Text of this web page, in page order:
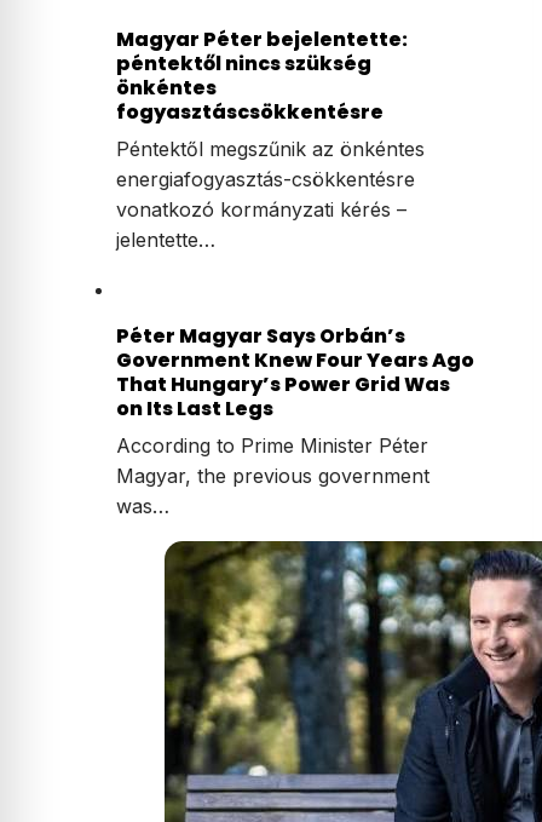
Magyar Péter bejelentette:
péntektől nincs szükség
önkéntes
fogyasztáscsökkentésre
Péntektől megszűnik az önkéntes
energiafogyasztás-csökkentésre
vonatkozó kormányzati kérés –
jelentette…
Péter Magyar Says Orbán’s
Government Knew Four Years Ago
That Hungary’s Power Grid Was
on Its Last Legs
According to Prime Minister Péter
Magyar, the previous government
was…